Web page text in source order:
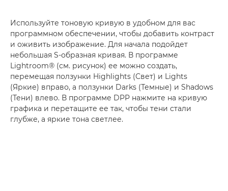
Используйте тоновую кривую в удобном для вас
программном обеспечении, чтобы добавить контраст
и оживить изображение. Для начала подойдет
небольшая S-образная кривая. В программе
Lightroom® (см. рисунок) ее можно создать,
перемещая ползунки Highlights (Свет) и Lights
(Яркие) вправо, а ползунки Darks (Темные) и Shadows
(Тени) влево. В программе DPP нажмите на кривую
графика и перетащите ее так, чтобы тени стали
глубже, а яркие тона светлее.